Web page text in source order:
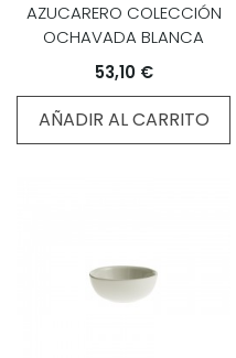
AZUCARERO COLECCIÓN
OCHAVADA BLANCA
53,10 €
AÑADIR AL CARRITO